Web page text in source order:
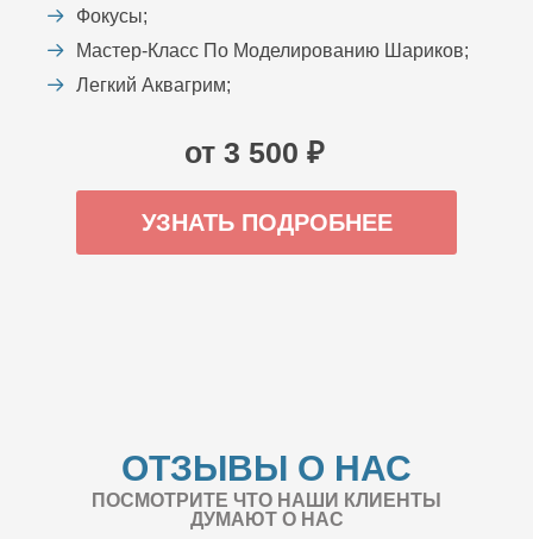
Фокусы;
Мастер-Класс По Моделированию Шариков;
Легкий Аквагрим;
от 3 500 ₽
УЗНАТЬ ПОДРОБНЕЕ
ОТЗЫВЫ О НАС
ПОСМОТРИТЕ ЧТО НАШИ КЛИЕНТЫ
ДУМАЮТ О НАС